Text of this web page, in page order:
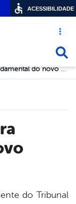
Acesso
TJPE inaugura pedra fundamental do novo Fórum de Triunfo
do Tribunal
ACESSIBILIDADE